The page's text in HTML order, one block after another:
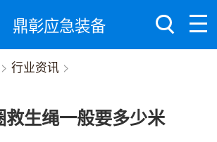
鼎彰应急装备
> 行业资讯 >
救生绳一般要多少米